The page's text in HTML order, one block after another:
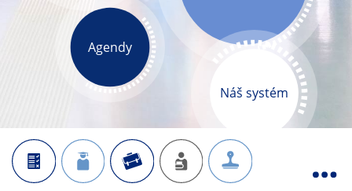
Agendy
Náš systém